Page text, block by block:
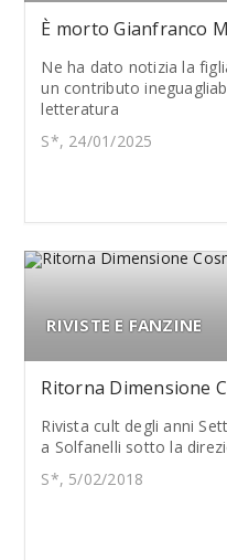
È morto Gianfranco
Ne ha dato notizia la
un contributo
letteratura
S*, 24/01/2025
RIVISTE E FANZINE
Ritorna Dimensione
Rivista cult degli anni
a Solfanelli sotto la
S*, 5/02/2018